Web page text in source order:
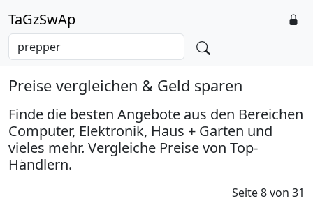
TaGzSwAp
Preise vergleichen & Geld sparen
Finde die besten Angebote aus den Bereichen
Computer, Elektronik, Haus + Garten und
vieles mehr. Vergleiche Preise von Top-
Händlern.
Seite 8 von 31